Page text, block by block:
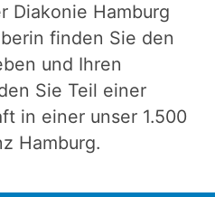
Diakonie Hamburg
finden Sie den
und Ihren
Sie Teil einer
in einer unser 1.500
Hamburg.